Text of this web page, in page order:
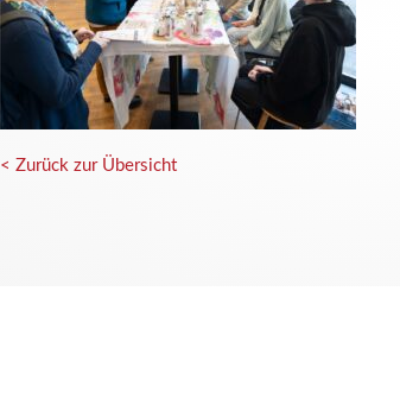
< Zurück zur Übersicht